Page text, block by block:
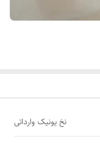
نخ یونیک وارداتی